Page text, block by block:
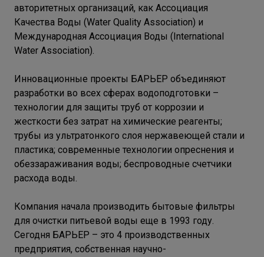
авторитетных организаций, как Ассоциация
Качества Воды (Water Quality Association) и
Международная Ассоциация Воды (International
Water Association).
Инновационные проекты БАРЬЕР объединяют
разработки во всех сферах водоподготовки –
технологии для защиты труб от коррозии и
жесткости без затрат на химические реагенты;
трубы из ультратонкого слоя нержавеющей стали и
пластика; современные технологии опреснения и
обеззараживания воды; беспроводные счетчики
расхода воды.
Компания начала производить бытовые фильтры
для очистки питьевой воды еще в 1993 году.
Сегодня БАРЬЕР – это 4 производственных
предприятия, собственная научно-